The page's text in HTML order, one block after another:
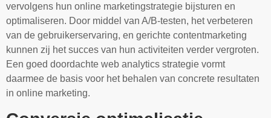
vervolgens hun online marketingstrategie bijsturen en
optimaliseren. Door middel van A/B-testen, het verbeteren
van de gebruikerservaring, en gerichte contentmarketing
kunnen zij het succes van hun activiteiten verder vergroten.
Een goed doordachte web analytics strategie vormt
daarmee de basis voor het behalen van concrete resultaten
in online marketing.